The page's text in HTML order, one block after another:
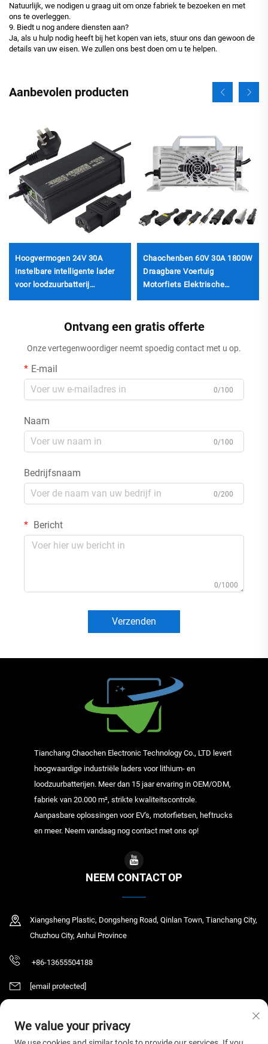
Natuurlijk, we nodigen u graag uit om onze fabriek te bezoeken en met
ons te overleggen.
9. Biedt u nog andere diensten aan?
Ja, als u hulp nodig heeft bij het kopen van iets, stuur ons dan gewoon de
details van uw eisen. We zullen ons best doen om u te helpen.
Aanbevolen producten
Hoogvermogen 24V 30A
instelbare intelligente lader
voor loodzuurbatterij
220V elektrisch
Chaochenben 60V 30A 1800W
Draagbare Voertuig
Motorfiets Elektrische
Lifepo4-accu
Ontvang een gratis offerte
Onze vertegenwoordiger neemt spoedig contact met u op.
E-mail
0/100
Naam
0/100
Bedrijfsnaam
0/200
Bericht
0/1000
Verzenden
Tianchang Chaochen Electronic Technology Co., LTD levert
hoogwaardige industriële laders voor lithium- en
loodzuurbatterijen. Meer dan 15 jaar ervaring in OEM/ODM,
fabriek van 20.000 m², strikte kwaliteitscontrole.
Aanpasbare oplossingen voor EV's, motorfietsen, heftrucks
en meer. Neem vandaag nog contact met ons op!
NEEM CONTACT OP
Xiangsheng Plastic, Dongsheng Road, Qinlan Town, Tianchang City,
Chuzhou City, Anhui Province
+86-13655504188
[email protected]
Copyright © 2026 Tianchang Chaochen Electronic Technology Co., LTD. Alle
We value your privacy